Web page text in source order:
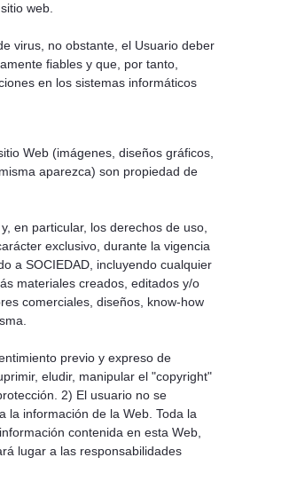
web.
virus, no obstante, el Usuario deber
fiables y que, por tanto,
en los sistemas informáticos
Web (imágenes, diseños gráficos,
aparezca) son propiedad de
en particular, los derechos de uso,
exclusivo, durante la vigencia
a SOCIEDAD, incluyendo cualquier
materiales creados, editados y/o
comerciales, diseños, know-how
previo y expreso de
eludir, manipular el "copyright"
2) El usuario no se
la información de la Web. Toda la
contenida en esta Web,
lugar a las responsabilidades